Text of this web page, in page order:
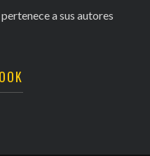
a sus autores